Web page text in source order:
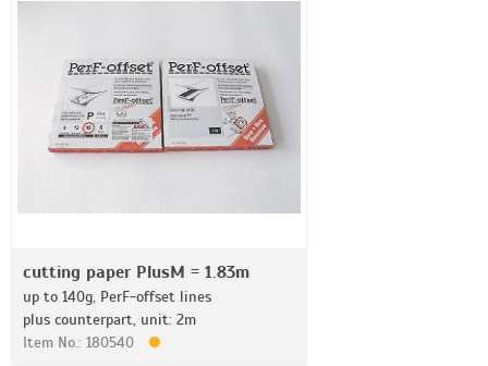
cutting paper PlusM = 1.83m
up to 140g, PerF-offset lines
plus counterpart, unit: 2m
Item No.: 180540